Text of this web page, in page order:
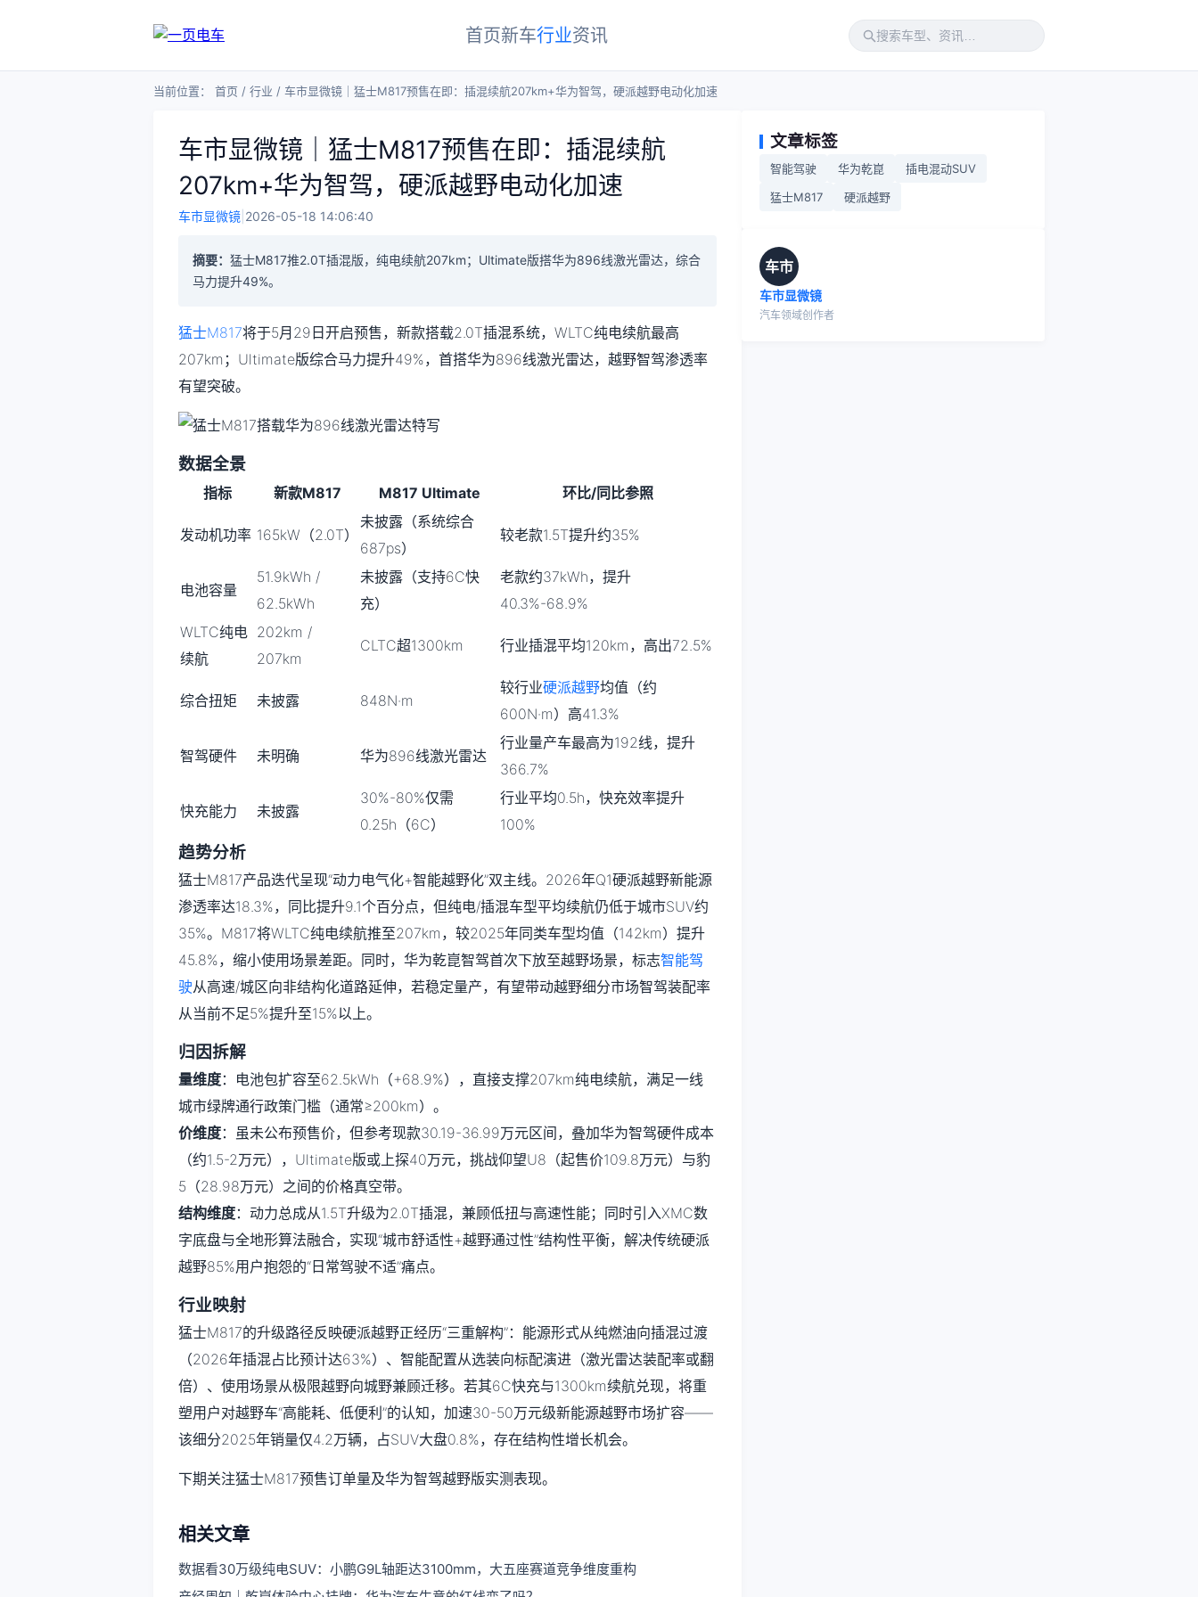
首页新车行业资讯
当前位置： 首页 / 行业 / 车市显微镜｜猛士M817预售在即：插混续航207km+华为智驾，硬派越野电动化加速
车市显微镜｜猛士M817预售在即：插混续航
207km+华为智驾，硬派越野电动化加速
车市显微镜 2026-05-18 14:06:40
摘要： 猛士M817推2.0T插混版，纯电续航207km；Ultimate版搭华为896线激光雷达，综合
马力提升49%。
猛士M817将于5月29日开启预售，新款搭载2.0T插混系统，WLTC纯电续航最高
207km；Ultimate版综合马力提升49%，首搭华为896线激光雷达，越野智驾渗透率
有望突破。
数据全景
指标 新款M817 M817 Ultimate 环比/同比参照
发动机功率 165kW（2.0T）
未披露（系统综合
687ps）
较老款1.5T提升约35%
电池容量
51.9kWh /
62.5kWh
未披露（支持6C快
充）
老款约37kWh，提升
40.3%-68.9%
WLTC纯电
续航
202km /
207km
CLTC超1300km 行业插混平均120km，高出72.5%
综合扭矩 未披露 848N·m
较行业硬派越野均值（约
600N·m）高41.3%
智驾硬件 未明确 华为896线激光雷达
行业量产车最高为192线，提升
366.7%
快充能力 未披露
30%-80%仅需
0.25h（6C）
行业平均0.5h，快充效率提升
100%
趋势分析
猛士M817产品迭代呈现“动力电气化+智能越野化”双主线。2026年Q1硬派越野新能源
渗透率达18.3%，同比提升9.1个百分点，但纯电/插混车型平均续航仍低于城市SUV约
35%。M817将WLTC纯电续航推至207km，较2025年同类车型均值（142km）提升
45.8%，缩小使用场景差距。同时，华为乾崑智驾首次下放至越野场景，标志智能驾
驶从高速/城区向非结构化道路延伸，若稳定量产，有望带动越野细分市场智驾装配率
从当前不足5%提升至15%以上。
归因拆解
量维度：电池包扩容至62.5kWh（+68.9%），直接支撑207km纯电续航，满足一线
城市绿牌通行政策门槛（通常≥200km）。
价维度：虽未公布预售价，但参考现款30.19-36.99万元区间，叠加华为智驾硬件成本
（约1.5-2万元），Ultimate版或上探40万元，挑战仰望U8（起售价109.8万元）与豹
5（28.98万元）之间的价格真空带。
结构维度：动力总成从1.5T升级为2.0T插混，兼顾低扭与高速性能；同时引入XMC数
字底盘与全地形算法融合，实现“城市舒适性+越野通过性”结构性平衡，解决传统硬派
越野85%用户抱怨的“日常驾驶不适”痛点。
行业映射
猛士M817的升级路径反映硬派越野正经历“三重解构”：能源形式从纯燃油向插混过渡
（2026年插混占比预计达63%）、智能配置从选装向标配演进（激光雷达装配率或翻
倍）、使用场景从极限越野向城野兼顾迁移。若其6C快充与1300km续航兑现，将重
塑用户对越野车“高能耗、低便利”的认知，加速30-50万元级新能源越野市场扩容——
该细分2025年销量仅4.2万辆，占SUV大盘0.8%，存在结构性增长机会。
下期关注猛士M817预售订单量及华为智驾越野版实测表现。
相关文章
数据看30万级纯电SUV：小鹏G9L轴距达3100mm，大五座赛道竞争维度重构
文章标签
智能驾驶 华为乾崑
插电混动SUV
猛士M817
硬派越野
车市
车市显微镜
汽车领域创作者